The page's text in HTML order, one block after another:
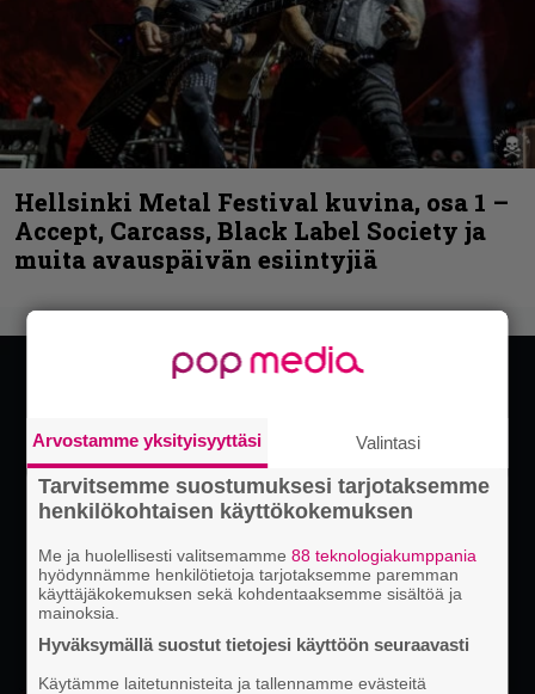
Hellsinki Metal Festival kuvina, osa 1 –
Accept, Carcass, Black Label Society ja
muita avauspäivän esiintyjiä
Arvostamme yksityisyyttäsi Valintasi
Tarvitsemme suostumuksesi tarjotaksemme
henkilökohtaisen käyttökokemuksen
Me ja huolellisesti valitsemamme88 teknologiakumppania
hyödynnämme henkilötietoja tarjotaksemme paremman
käyttäjäkokemuksen sekä kohdentaaksemme sisältöä ja
mainoksia.
Hyväksymällä suostut tietojesi käyttöön seuraavasti
Käytämme laitetunnisteita ja tallennamme evästeitä